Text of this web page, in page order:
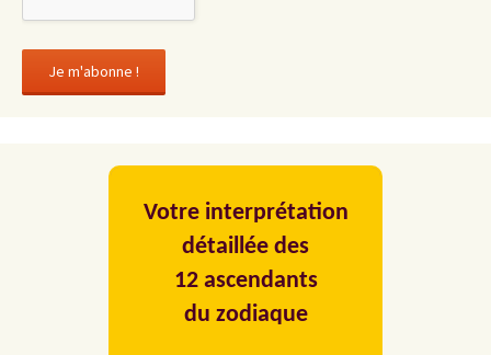
Votre interprétation
détaillée des
12 ascendants
du zodiaque